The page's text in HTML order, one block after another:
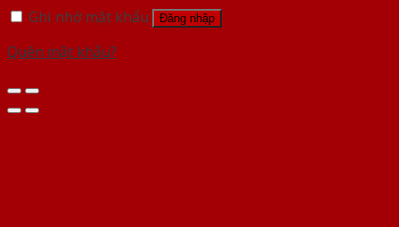
Ghi nhớ mật khẩu
Đăng nhập
Quên mật khẩu?